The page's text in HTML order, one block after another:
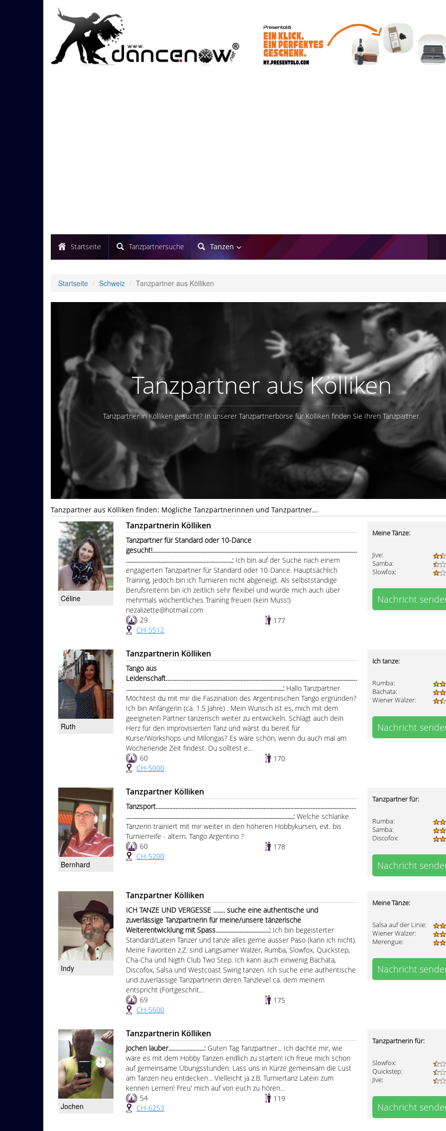
Startseite Tanzpartnersuche Tanzen
Startseite Schweiz Tanzpartner aus Kölliken
Tanzpartner aus Kölliken
Tanzpartner in Kölliken gesucht? In unserer Tanzpartnerbörse für Kölliken finden Sie Ihren Tanzpartner.
Tanzpartner aus Kölliken finden: Mögliche Tanzpartnerinnen und Tanzpartner...
Céline
Tanzpartnerin Kölliken
Tanzpartner für Standard oder 10-Dance
gesucht!.........................................................................................................................................
.......................................................................: Ich bin auf der Suche nach einem
engagierten Tanzpartner für Standard oder 10-Dance. Hauptsächlich
Training, jedoch bin ich Turnieren nicht abgeneigt. Als selbstständige
Berufsreiterin bin ich zeitlich sehr flexibel und würde mich auch über
mehrmals wöchentliches Training freuen (kein Muss!)
nezalizette@hotmail.com
29
177
CH-5512
Meine Tänze:
Jive:
Samba:
Slowfox:
Nachricht
Ruth
Tanzpartnerin Kölliken
Tango aus
Leidenschaft................................................................................................................................
.........................................................................................................: Hallo Tanzpartner
Möchtest du mit mir die Faszination des Argentinischen Tango ergründen?
Ich bin Anfängerin (ca. 1.5 Jahre) . Mein Wunsch ist es, mich mit dem
geeigneten Partner tänzerisch weiter zu entwickeln. Schlägt auch dein
Herz für den improvisierten Tanz und wärst du bereit für
Kurse/Workshops und Milongas? Es wäre schön, wenn du auch mal am
Wochenende Zeit findest. Du solltest e...
60
170
CH-5000
Ich tanze:
Rumba:
Bachata:
Wiener Walzer:
Nachricht
Bernhard
Tanzpartner Kölliken
Tanzsport......................................................................................................................................
................................................................................................................:Welche schlanke
Tänzerin trainiert mit mir weiter in den höheren Hobbykursen, evt. bis
Turnierreife - altern. Tango Argentino ?
60
178
CH-5200
Tanzpartner für:
Rumba:
Samba:
Discofox:
Nachricht
Indy
Tanzpartner Kölliken
ICH TANZE UND VERGESSE ........ suche eine authentische und
zuverlässige Tanzpartnerin für meine/unsere tänzerische
Weiterentwicklung mit Spass....................................: Ich bin begeisterter
Standard/Latein Tänzer und tanze alles gerne ausser Paso (kann ich nicht).
Meine Favoriten z.Z. sind Langsamer Walzer, Rumba, Slowfox, Quickstep,
Cha-Cha und Nigth Club Two Step. Ich kann auch einwenig Bachata,
Discofox, Salsa und Westcoast Swing tanzen. Ich suche eine authentische
und zuverlässige Tanzpartnerin deren Tanzlevel ca. dem meinem
entspricht (Fortgeschrit...
69
175
CH-5600
Meine Tänze:
Salsa auf der Linie:
Wiener Walzer:
Merengue:
Nachricht
Jochen
Tanzpartnerin Kölliken
Jochen lauber........................: Guten Tag Tanzpartner... Ich dachte mir, wie
wäre es mit dem Hobby Tanzen endlich zu starten! Ich freue mich schon
auf gemeinsame Übungsstunden. Lass uns in Kürze gemeinsam die Lust
am Tanzen neu entdecken... Vielleicht ja z.B. Turniertanz Latein zum
kennen Lernen! Freu' mich auf von euch zu hören...
54
119
CH-6253
Tanzpartnerin für:
Slowfox:
Quickstep:
Jive:
Nachricht